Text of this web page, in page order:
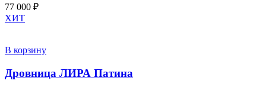
77 000 ₽
ХИТ
В корзину
Дровница ЛИРА Патина